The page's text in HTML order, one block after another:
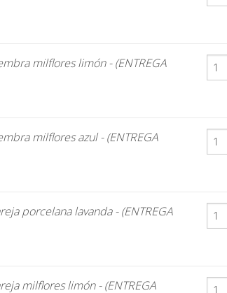
milflores limón - (ENTREGA
milflores azul - (ENTREGA
porcelana lavanda - (ENTREGA
milflores limón - (ENTREGA